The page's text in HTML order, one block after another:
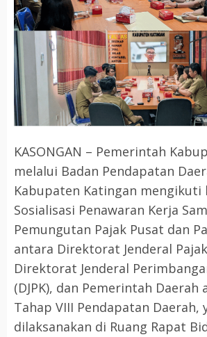
KASONGAN – Pemerintah
melalui Badan Pendapatan
Kabupaten Katingan mengikuti
Sosialisasi Penawaran Kerja
Pemungutan Pajak Pusat dan
antara Direktorat Jenderal Pajak
Direktorat Jenderal
(DJPK), dan Pemerintah Daerah
Tahap VIII Pendapatan Daerah,
dilaksanakan di Ruang Rapat